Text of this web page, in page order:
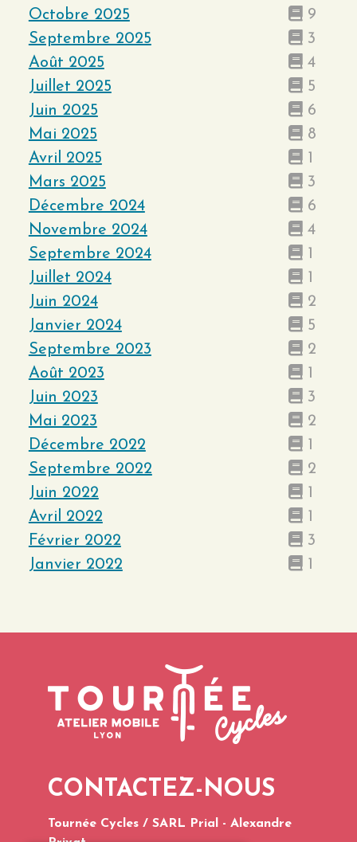
Octobre 2025
9
Septembre 2025
3
Août 2025
4
Juillet 2025
5
Juin 2025
6
Mai 2025
8
Avril 2025
1
Mars 2025
3
Décembre 2024
6
Novembre 2024
4
Septembre 2024
1
Juillet 2024
1
Juin 2024
2
Janvier 2024
5
Septembre 2023
2
Août 2023
1
Juin 2023
3
Mai 2023
2
Décembre 2022
1
Septembre 2022
2
Juin 2022
1
Avril 2022
1
Février 2022
3
Janvier 2022
1
CONTACTEZ-NOUS
Tournée Cycles / SARL Prial - Alexandre